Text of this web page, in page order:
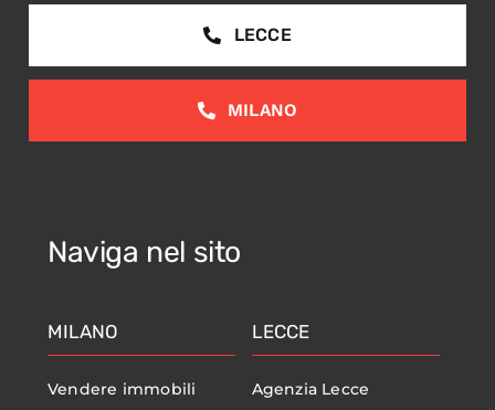
LECCE
MILANO
Naviga nel sito
MILANO
Vendere immobili
LECCE
Agenzia Lecce